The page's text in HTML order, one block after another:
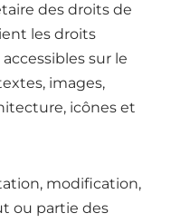
des droits de
les droits
sur le
images,
icônes et
modification,
ou partie des